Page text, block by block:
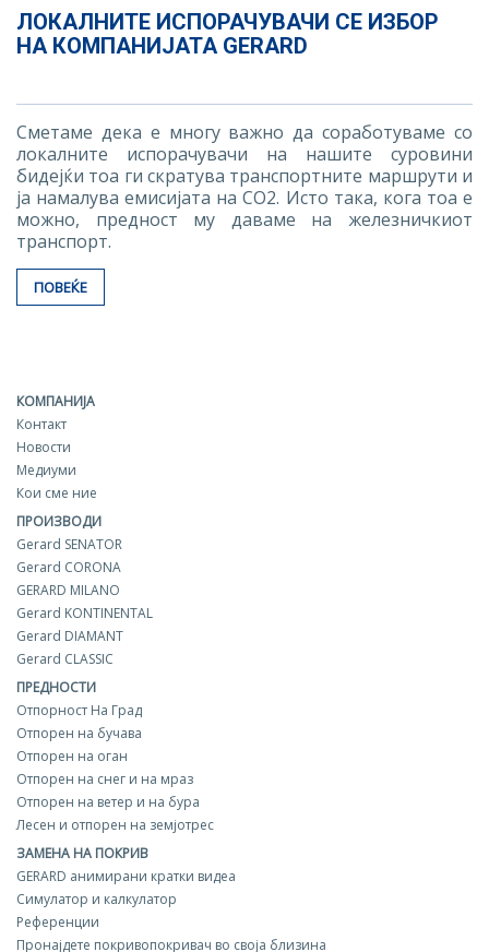
ЛОКАЛНИТЕ ИСПОРАЧУВАЧИ СЕ ИЗБОР
НА КОМПАНИЈАТА GERARD
Сметаме дека е многу важно да соработуваме со
локалните испорачувачи на нашите суровини
бидејќи тоа ги скратува транспортните маршрути и
ја намалува емисијата на CO2. Исто така, кога тоа е
можно, предност му даваме на железничкиот
транспорт.
ПОВЕЌЕ
КОМПАНИЈА
Контакт
Новости
Медиуми
Кои сме ние
ПРОИЗВОДИ
Gerard SENATOR
Gerard CORONA
GERARD MILANO
Gerard KONTINENTAL
Gerard DIAMANT
Gerard CLASSIC
ПРЕДНОСТИ
Отпорност На Град
Отпорен на бучава
Отпорен на оган
Отпорен на снег и на мраз
Отпорен на ветер и на бура
Лесен и отпорен на земјотрес
ЗАМЕНА НА ПОКРИВ
GERARD aнимирани кратки видеа
Симулатор и калкулатор
Референции
Пронајдете покривопокривач во своја близина